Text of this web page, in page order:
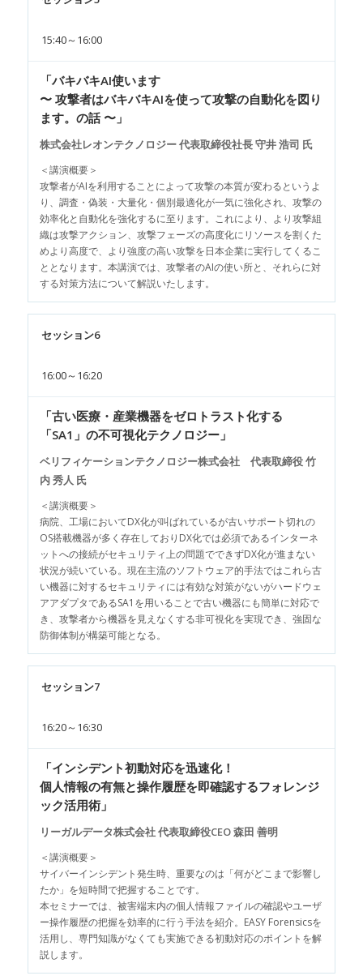
15:40～16:00
「バキバキAI使います
〜 攻撃者はバキバキAIを使って攻撃の自動化を図り
ます。の話 〜」
株式会社レオンテクノロジー 代表取締役社長 守井 浩司 氏
＜講演概要＞
攻撃者がAIを利用することによって攻撃の本質が変わるというよ
り、調査・偽装・大量化・個別最適化が一気に強化され、攻撃の
効率化と自動化を強化するに至ります。これにより、より攻撃組
織は攻撃アクション、攻撃フェーズの高度化にリソースを割くた
めより高度で、より強度の高い攻撃を日本企業に実行してくるこ
ととなります。本講演では、攻撃者のAIの使い所と、それらに対
する対策方法について解説いたします。
セッション6
16:00～16:20
「古い医療・産業機器をゼロトラスト化する
「SA1」の不可視化テクノロジー」
ベリフィケーションテクノロジー株式会社 代表取締役 竹
内 秀人 氏
＜講演概要＞
病院、工場においてDX化が叫ばれているが古いサポート切れの
OS搭載機器が多く存在しておりDX化では必須であるインターネ
ットへの接続がセキュリティ上の問題でできずDX化が進まない
状況が続いている。現在主流のソフトウェア的手法ではこれら古
い機器に対するセキュリティには有効な対策がないがハードウェ
アアダプタであるSA1を用いることで古い機器にも簡単に対応で
き、攻撃者から機器を見えなくする非可視化を実現でき、強固な
防御体制が構築可能となる。
セッション7
16:20～16:30
「インシデント初動対応を迅速化！
個人情報の有無と操作履歴を即確認するフォレンジ
ック活用術」
リーガルデータ株式会社 代表取締役CEO 森田 善明
＜講演概要＞
サイバーインシデント発生時、重要なのは「何がどこまで影響し
たか」を短時間で把握することです。
本セミナーでは、被害端末内の個人情報ファイルの確認やユーザ
ー操作履歴の把握を効率的に行う手法を紹介。EASY Forensicsを
活用し、専門知識がなくても実施できる初動対応のポイントを解
説します。